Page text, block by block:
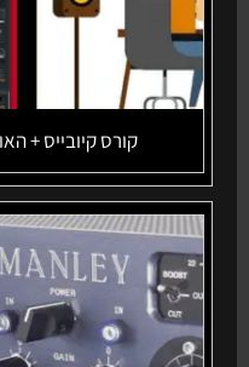
קורס קיובייס +